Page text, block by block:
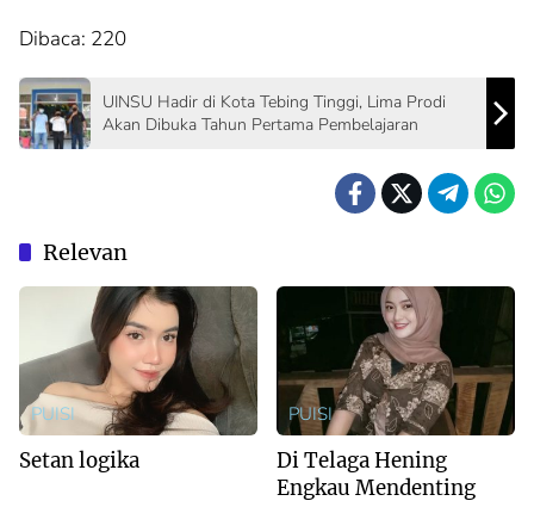
Dibaca: 220
UINSU Hadir di Kota Tebing Tinggi, Lima Prodi
Akan Dibuka Tahun Pertama Pembelajaran
Relevan
PUISI
Setan logika
PUISI
Di Telaga Hening
Engkau Mendenting